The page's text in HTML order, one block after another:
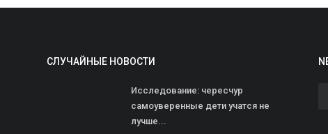
СЛУЧАЙНЫЕ НОВОСТИ
Исследование: чересчур
самоуверенные дети учатся не
лучше...